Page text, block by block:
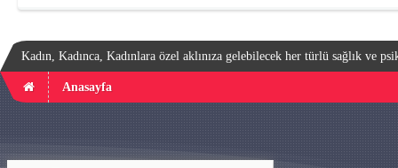
Kadın, Kadınca, Kadınlara özel aklınıza gelebilecek her türlü sağlık ve
Anasayfa